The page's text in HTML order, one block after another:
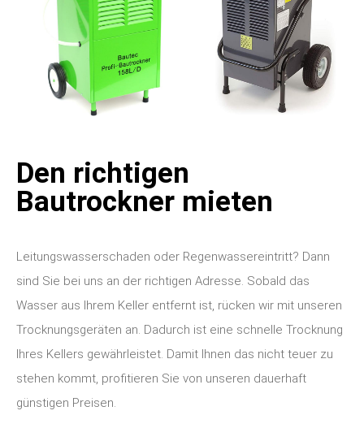
Den richtigen
Bautrockner mieten
Leitungswasserschaden oder Regenwassereintritt? Dann
sind Sie bei uns an der richtigen Adresse. Sobald das
Wasser aus Ihrem Keller entfernt ist, rücken wir mit unseren
Trocknungsgeräten an. Dadurch ist eine schnelle Trocknung
Ihres Kellers gewährleistet. Damit Ihnen das nicht teuer zu
stehen kommt, profitieren Sie von unseren dauerhaft
günstigen Preisen.